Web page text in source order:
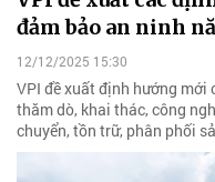
đảm bảo an ninh
12/12/2025 15:30
VPI đề xuất định hướng
thăm dò, khai thác, công
chuyển, tồn trữ, phân phối